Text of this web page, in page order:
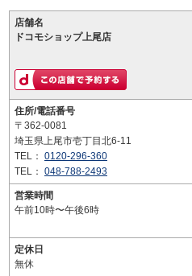
店舗名
ドコモショップ上尾店
住所/電話番号
〒362-0081
埼玉県上尾市壱丁目北6-11
TEL： 0120-296-360
TEL： 048-788-2493
営業時間
午前10時〜午後6時
定休日
無休